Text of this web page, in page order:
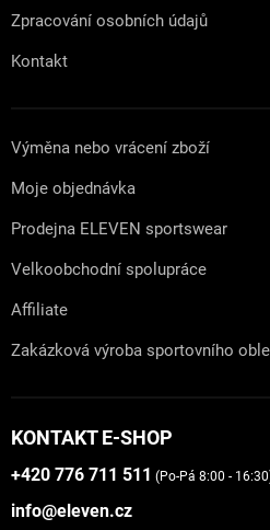
Zpracování osobních údajů
Kontakt
Výměna nebo vrácení zboží
Moje objednávka
Prodejna ELEVEN sportswear
Velkoobchodní spolupráce
Affiliate
Zakázková výroba sportovního
KONTAKT E-SHOP
+420 776 711 511 (Po-Pá 8:00 -
info@eleven.cz